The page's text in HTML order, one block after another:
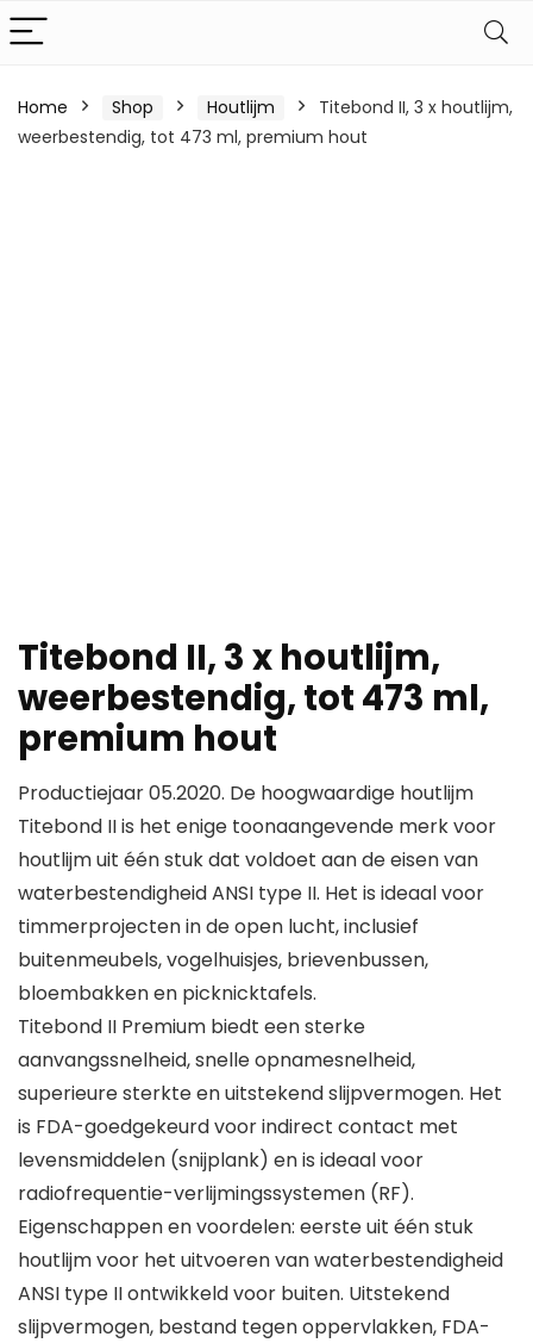
Home Shop Houtlijm
Titebond II, 3 x houtlijm,
weerbestendig, tot 473 ml, premium hout
Titebond II, 3 x houtlijm,
weerbestendig, tot 473 ml,
premium hout
Productiejaar 05.2020. De hoogwaardige houtlijm
Titebond II is het enige toonaangevende merk voor
houtlijm uit één stuk dat voldoet aan de eisen van
waterbestendigheid ANSI type II. Het is ideaal voor
timmerprojecten in de open lucht, inclusief
buitenmeubels, vogelhuisjes, brievenbussen,
bloembakken en picknicktafels.
Titebond II Premium biedt een sterke
aanvangssnelheid, snelle opnamesnelheid,
superieure sterkte en uitstekend slijpvermogen. Het
is FDA-goedgekeurd voor indirect contact met
levensmiddelen (snijplank) en is ideaal voor
radiofrequentie-verlijmingssystemen (RF).
Eigenschappen en voordelen: eerste uit één stuk
houtlijm voor het uitvoeren van waterbestendigheid
ANSI type II ontwikkeld voor buiten. Uitstekend
slijpvermogen, bestand tegen oppervlakken, FDA-